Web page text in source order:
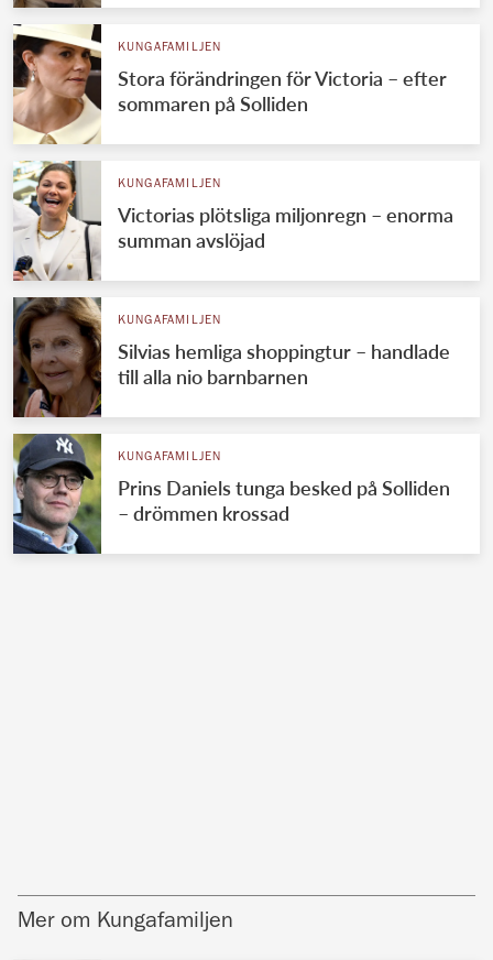
KUNGAFAMILJEN
Stora förändringen för Victoria – efter
sommaren på Solliden
KUNGAFAMILJEN
Victorias plötsliga miljonregn – enorma
summan avslöjad
KUNGAFAMILJEN
Silvias hemliga shoppingtur – handlade
till alla nio barnbarnen
KUNGAFAMILJEN
Prins Daniels tunga besked på Solliden
– drömmen krossad
Mer om Kungafamiljen